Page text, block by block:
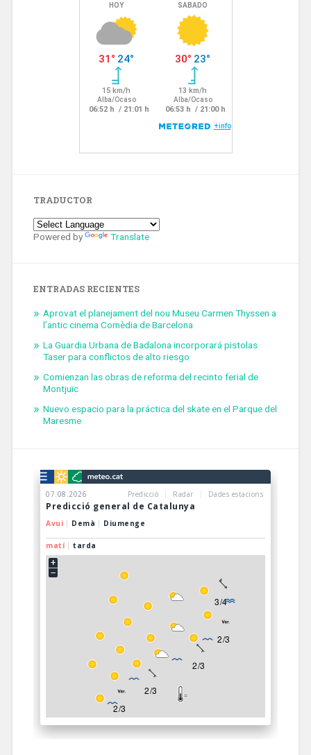
TRADUCTOR
Powered by Translate
ENTRADAS RECIENTES
Aprovat el planejament del nou Museu Carmen Thyssen a
l’antic cinema Comèdia de Barcelona
La Guardia Urbana de Badalona incorporará pistolas
Taser para conflictos de alto riesgo
Comienzan las obras de reforma del recinto ferial de
Montjuïc
Nuevo espacio para la práctica del skate en el Parque del
Maresme